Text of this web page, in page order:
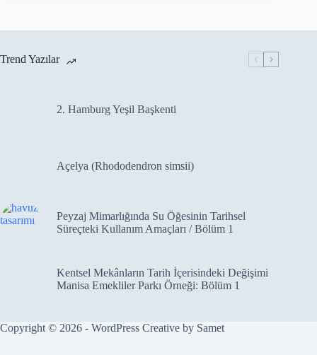
Trend Yazılar
2. Hamburg Yeşil Başkenti
Açelya (Rhododendron simsii)
Peyzaj Mimarlığında Su Öğesinin Tarihsel
Süreçteki Kullanım Amaçları / Bölüm 1
Kentsel Mekânların Tarih İçerisindeki Değişimi
Manisa Emekliler Parkı Örneği: Bölüm 1
Copyright © 2026 - WordPress Creative by Samet